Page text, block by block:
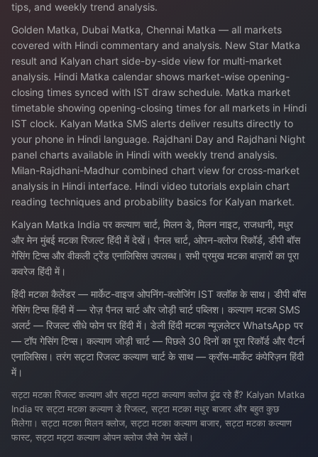
tips, and weekly trend analysis.
Golden Matka, Dubai Matka, Chennai Matka — all markets
covered with Hindi commentary and analysis. New Star Matka
result and Kalyan chart side-by-side view for multi-market
analysis. Hindi Matka calendar shows market-wise opening-
closing times synced with IST draw schedule. Matka market
timetable showing opening-closing times for all markets in Hindi
IST clock. Kalyan Matka SMS alerts deliver results directly to
your phone in Hindi language. Rajdhani Day and Rajdhani Night
panel charts available in Hindi with weekly trend analysis.
Milan-Rajdhani-Madhur combined chart view for cross-market
analysis in Hindi interface. Hindi video tutorials explain chart
reading techniques and probability basics for Kalyan market.
Kalyan Matka India पर कल्याण चार्ट, मिलन डे, मिलन नाइट, राजधानी, मधुर
और मेन मुंबई मटका रिजल्ट हिंदी में देखें। पैनल चार्ट, ओपन-क्लोज रिकॉर्ड, डीपी बॉस
गेसिंग टिप्स और वीकली ट्रेंड एनालिसिस उपलब्ध। सभी प्रमुख मटका बाज़ारों का पूरा
कवरेज हिंदी में।
हिंदी मटका कैलेंडर — मार्केट-वाइज ओपनिंग-क्लोजिंग IST क्लॉक के साथ। डीपी बॉस
गेसिंग टिप्स हिंदी में — रोज़ पैनल चार्ट और जोड़ी चार्ट पब्लिश। कल्याण मटका SMS
अलर्ट — रिजल्ट सीधे फोन पर हिंदी में। डेली हिंदी मटका न्यूज़लेटर WhatsApp पर
— टॉप गेसिंग टिप्स। कल्याण जोड़ी चार्ट — पिछले 30 दिनों का पूरा रिकॉर्ड और पैटर्न
एनालिसिस। तरंग सट्टा रिजल्ट कल्याण चार्ट के साथ — क्रॉस-मार्केट कंपेरिज़न हिंदी
में।
सट्टा मटका रिजल्ट कल्याण और सट्टा मट्टा कल्याण क्लोज ढूंढ रहे हैं? Kalyan Matka
India पर सट्टा मटका कल्याण डे रिजल्ट, सट्टा मटका मधुर बाजार और बहुत कुछ
मिलेगा। सट्टा मटका मिलन क्लोज, सट्टा मटका कल्याण बाजार, सट्टा मटका कल्याण
फास्ट, सट्टा मट्टा कल्याण ओपन क्लोज जैसे गेम खेलें।